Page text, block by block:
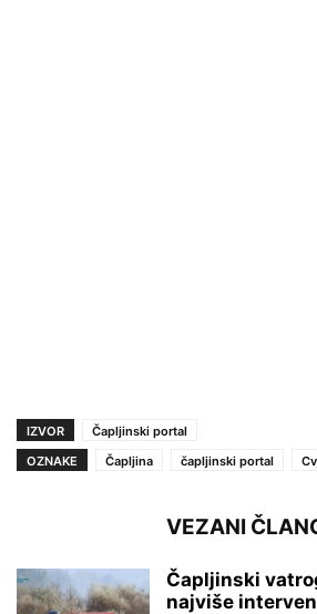
IZVOR
Čapljinski portal
OZNAKE
Čapljina čapljinski portal
VEZANI
Čapljinski
najviše